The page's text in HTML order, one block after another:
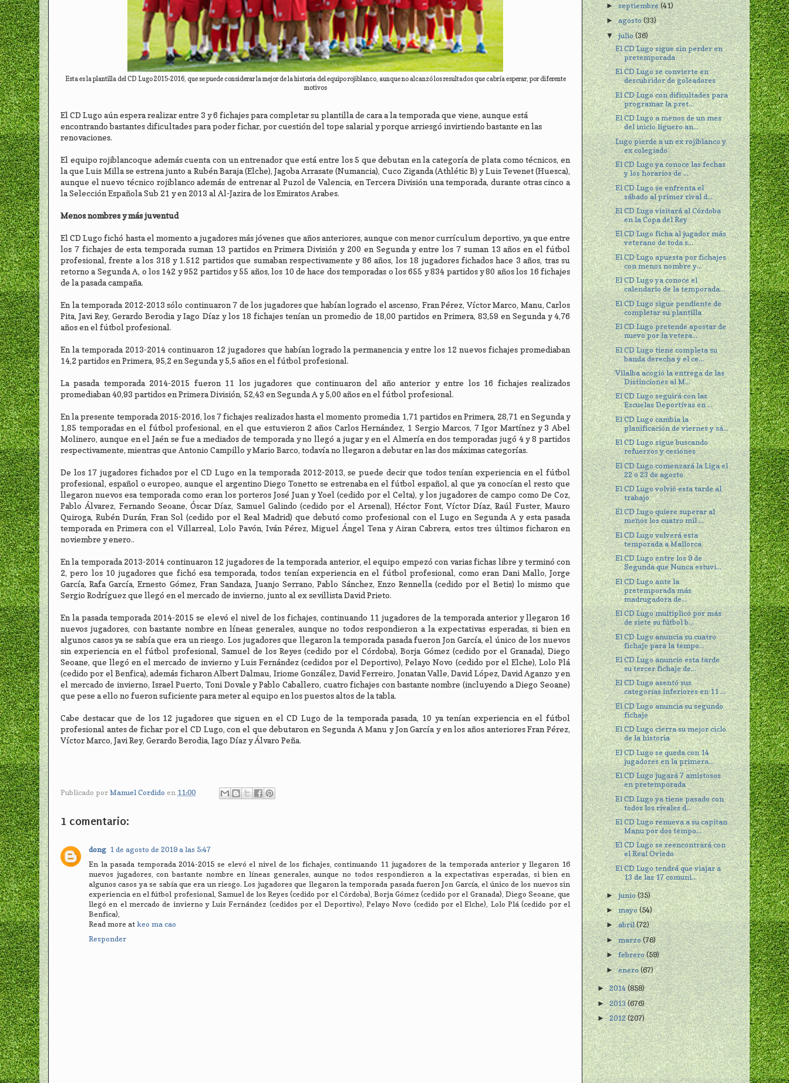
Esta es la plantilla del CD Lugo 2015-2016, que se puede considerar la mejor de la historia del equipo rojiblanco, aunque no alcanzó los resultados que cabría esperar, por diferente
motivos
El CD Lugo aún espera realizar entre 3 y 6 fichajes para completar su plantilla de cara a la temporada que viene, aunque está
encontrando bastantes dificultades para poder fichar, por cuestión del tope salarial y porque arriesgó invirtiendo bastante en las
renovaciones.
El equipo rojiblancoque además cuenta con un entrenador que está entre los 5 que debutan en la categoría de plata como técnicos, en
la que Luis Milla se estrena junto a Rubén Baraja (Elche), Jagoba Arrasate (Numancia), Cuco Ziganda (Athlétic B) y Luis Tevenet (Huesca),
aunque el nuevo técnico rojiblanco además de entrenar al Puzol de Valencia, en Tercera División una temporada, durante otras cinco a
la Selección Española Sub 21 y en 2013 al Al-Jazira de los Emiratos Arabes.
Menos nombres y más juventud
El CD Lugo fichó hasta el momento a jugadores más jóvenes que años anteriores, aunque con menor currículum deportivo, ya que entre
los 7 fichajes de esta temporada suman 13 partidos en Primera División y 200 en Segunda y entre los 7 suman 13 años en el fútbol
profesional, frente a los 318 y 1.512 partidos que sumaban respectivamente y 86 años, los 18 jugadores fichados hace 3 años, tras su
retorno a Segunda A, o los 142 y 952 partidos y 55 años, los 10 de hace dos temporadas o los 655 y 834 partidos y 80 años los 16 fichajes
de la pasada campaña.
En la temporada 2012-2013 sólo continuaron 7 de los jugadores que habían logrado el ascenso, Fran Pérez, Víctor Marco, Manu, Carlos
Pita, Javi Rey, Gerardo Berodia y Iago Díaz y los 18 fichajes tenían un promedio de 18,00 partidos en Primera, 83,59 en Segunda y 4,76
años en el fútbol profesional.
En la temporada 2013-2014 continuaron 12 jugadores que habían logrado la permanencia y entre los 12 nuevos fichajes promediaban
14,2 partidos en Primera, 95,2 en Segunda y 5,5 años en el fútbol profesional.
La pasada temporada 2014-2015 fueron 11 los jugadores que continuaron del año anterior y entre los 16 fichajes realizados
promediaban 40,93 partidos en Primera División, 52,43 en Segunda A y 5,00 años en el fútbol profesional.
En la presente temporada 2015-2016, los 7 fichajes realizados hasta el momento promedia 1,71 partidos en Primera, 28,71 en Segunda y
1,85 temporadas en el fútbol profesional, en el que estuvieron 2 años Carlos Hernández, 1 Sergio Marcos, 7 Igor Martínez y 3 Abel
Molinero, aunque en el Jaén se fue a mediados de temporada y no llegó a jugar y en el Almería en dos temporadas jugó 4 y 8 partidos
respectivamente, mientras que Antonio Campillo y Mario Barco, todavía no llegaron a debutar en las dos máximas categorías.
De los 17 jugadores fichados por el CD Lugo en la temporada 2012-2013, se puede decir que todos tenían experiencia en el fútbol
profesional, español o europeo, aunque el argentino Diego Tonetto se estrenaba en el fútbol español, al que ya conocían el resto que
llegaron nuevos esa temporada como eran los porteros José Juan y Yoel (cedido por el Celta), y los jugadores de campo como De Coz,
Pablo Álvarez, Fernando Seoane, Óscar Díaz, Samuel Galindo (cedido por el Arsenal), Héctor Font, Víctor Díaz, Raúl Fuster, Mauro
Quiroga, Rubén Durán, Fran Sol (cedido por el Real Madrid) que debutó como profesional con el Lugo en Segunda A y esta pasada
temporada en Primera con el Villarreal, Lolo Pavón, Iván Pérez, Miguel Ángel Tena y Airan Cabrera, estos tres últimos ficharon en
noviembre y enero..
En la temporada 2013-2014 continuaron 12 jugadores de la temporada anterior, el equipo empezó con varias fichas libre y terminó con
2, pero los 10 jugadores que fichó esa temporada, todos tenían experiencia en el fútbol profesional, como eran Dani Mallo, Jorge
García, Rafa García, Ernesto Gómez, Fran Sandaza, Juanjo Serrano, Pablo Sánchez, Enzo Rennella (cedido por el Betis) lo mismo que
Sergio Rodríguez que llegó en el mercado de invierno, junto al ex sevillista David Prieto.
En la pasada temporada 2014-2015 se elevó el nivel de los fichajes, continuando 11 jugadores de la temporada anterior y llegaron 16
nuevos jugadores, con bastante nombre en líneas generales, aunque no todos respondieron a la expectativas esperadas, si bien en
algunos casos ya se sabía que era un riesgo. Los jugadores que llegaron la temporada pasada fueron Jon García, el único de los nuevos
sin experiencia en el fútbol profesional, Samuel de los Reyes (cedido por el Córdoba), Borja Gómez (cedido por el Granada), Diego
Seoane, que llegó en el mercado de invierno y Luis Fernández (cedidos por el Deportivo), Pelayo Novo (cedido por el Elche), Lolo Plá
(cedido por el Benfica), además ficharon Albert Dalmau, Iriome González, David Ferreiro, Jonatan Valle, David López, David Aganzo y en
el mercado de invierno, Israel Puerto, Toni Dovale y Pablo Caballero, cuatro fichajes con bastante nombre (incluyendo a Diego Seoane)
que pese a ello no fueron suficiente para meter al equipo en los puestos altos de la tabla.
Cabe destacar que de los 12 jugadores que siguen en el CD Lugo de la temporada pasada, 10 ya tenían experiencia en el fútbol
profesional antes de fichar por el CD Lugo, con el que debutaron en Segunda A Manu y Jon García y en los años anteriores Fran Pérez,
Víctor Marco, Javi Rey, Gerardo Berodia, Iago Díaz y Álvaro Peña.
Publicado por Manuel Cordido en 11:00
1 comentario:
dong 1 de agosto de 2019 a las 5:47
En la pasada temporada 2014-2015 se elevó el nivel de los fichajes, continuando 11 jugadores de la temporada anterior y llegaron 16
nuevos jugadores, con bastante nombre en líneas generales, aunque no todos respondieron a la expectativas esperadas, si bien en
algunos casos ya se sabía que era un riesgo. Los jugadores que llegaron la temporada pasada fueron Jon García, el único de los nuevos sin
experiencia en el fútbol profesional, Samuel de los Reyes (cedido por el Córdoba), Borja Gómez (cedido por el Granada), Diego Seoane, que
llegó en el mercado de invierno y Luis Fernández (cedidos por el Deportivo), Pelayo Novo (cedido por el Elche), Lolo Plá (cedido por el
Benfica),
Read more at keo ma cao
Responder
►septiembre(41)
►agosto(33)
▼julio(36)
El CD Lugo sigue sin perder en
pretemporada
El CD Lugo se convierte en
descubridor de goleadores
El CD Lugo con dificultades para
programar la pret...
El CD Lugo a menos de un mes
del inicio liguero an...
Lugo pierde a un ex rojiblanco y
ex colegiado
El CD Lugo ya conoce las fechas
y los horarios de ...
El CD Lugo se enfrenta el
sábado al primer rival d...
El CD Lugo visitará al Córdoba
en la Copa del Rey
El CD Lugo ficha al jugador más
veterano de toda s...
El CD Lugo apuesta por fichajes
con menos nombre y...
El CD Lugo ya conoce el
calendario de la temporada...
El CD Lugo sigue pendiente de
completar su plantilla
El CD Lugo pretende apostar de
nuevo por la vetera...
El CD Lugo tiene completa su
banda derecha y el ce...
Vilalba acogió la entrega de las
Distinciones al M...
El CD Lugo seguirá con las
Escuelas Deportivas en ...
El CD Lugo cambia la
planificación de viernes y sá...
El CD Lugo sigue buscando
refuerzos y cesiones
El CD Lugo comenzará la Liga el
22 o 23 de agosto
El CD Lugo volvió esta tarde al
trabajo
El CD Lugo quiere superar al
menos los cuatro mil ...
El CD Lugo volverá esta
temporada a Mallorca
El CD Lugo entre los 9 de
Segunda que Nunca estuvi...
El CD Lugo ante la
pretemporada más
madrugadora de...
El CD Lugo multiplicó por más
de siete su fútbol b...
El CD Lugo anuncia su cuatro
fichaje para la tempo...
El CD Lugo anuncio esta tarde
su tercer fichaje de...
El CD Lugo asentó sus
categorías inferiores en 11 ...
El CD Lugo anuncia su segundo
fichaje
El CD Lugo cierra su mejor ciclo
de la historia
El CD Lugo se queda con 14
jugadores en la primera...
El CD Lugo jugará 7 amistosos
en pretemporada
El CD Lugo ya tiene pasado con
todos los rivales d...
El CD Lugo renueva a su capitan
Manu por dos tempo...
El CD Lugo se reencontrará con
el Real Oviedo
El CD Lugo tendrá que viajar a
13 de las 17 comuni...
►junio(35)
►mayo(54)
►abril(72)
►marzo(76)
►febrero(59)
►enero(67)
►2014(858)
►2013(676)
►2012(207)